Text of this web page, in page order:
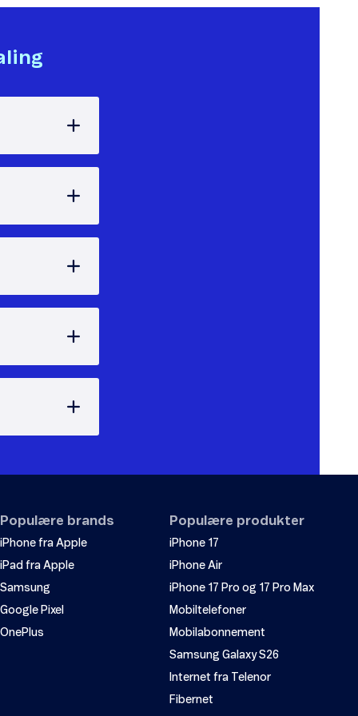
Populære brands
iPhone fra Apple
iPad fra Apple
Samsung
Google Pixel
OnePlus
Populære produkter
iPhone 17
iPhone Air
iPhone 17 Pro og 17 Pro Max
Mobiltelefoner
Mobilabonnement
Samsung Galaxy S26
Internet fra Telenor
Fibernet